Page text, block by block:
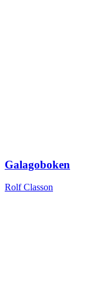
Galagoboken
Rolf Classon